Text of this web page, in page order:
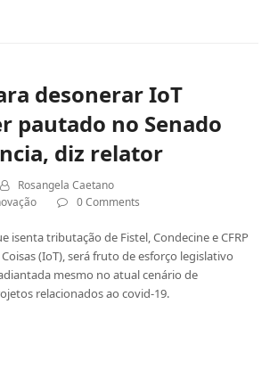
desonerar IoT
pautado no Senado
diz relator
Rosangela Caetano
0 Comments
isenta tributação de Fistel, Condecine e CFRP
(IoT), será fruto de esforço legislativo
mesmo no atual cenário de
relacionados ao covid-19.